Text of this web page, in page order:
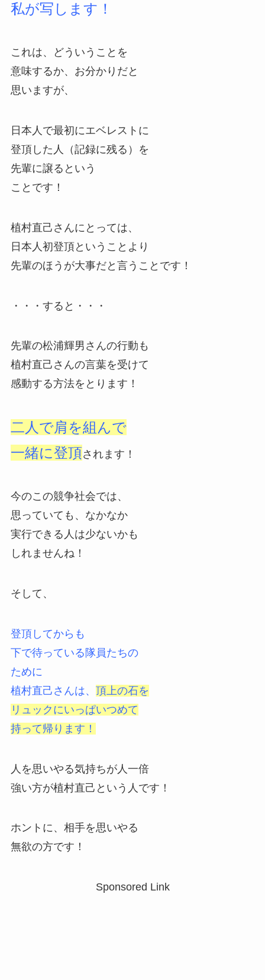
私が写します！
これは、どういうことを
意味するか、お分かりだと
思いますが、
日本人で最初にエベレストに
登頂した人（記録に残る）を
先輩に譲るという
ことです！
植村直己さんにとっては、
日本人初登頂ということより
先輩のほうが大事だと言うことです！
・・・すると・・・
先輩の松浦輝男さんの行動も
植村直己さんの言葉を受けて
感動する方法をとります！
二人で肩を組んで
一緒に登頂されます！
今のこの競争社会では、
思っていても、なかなか
実行できる人は少ないかも
しれませんね！
そして、
登頂してからも
下で待っている隊員たちの
ために
植村直己さんは、 頂上の石を
リュックにいっぱいつめて
持って帰ります！
人を思いやる気持ちが人一倍
強い方が植村直己という人です！
ホントに、相手を思いやる
無欲の方です！
Sponsored Link